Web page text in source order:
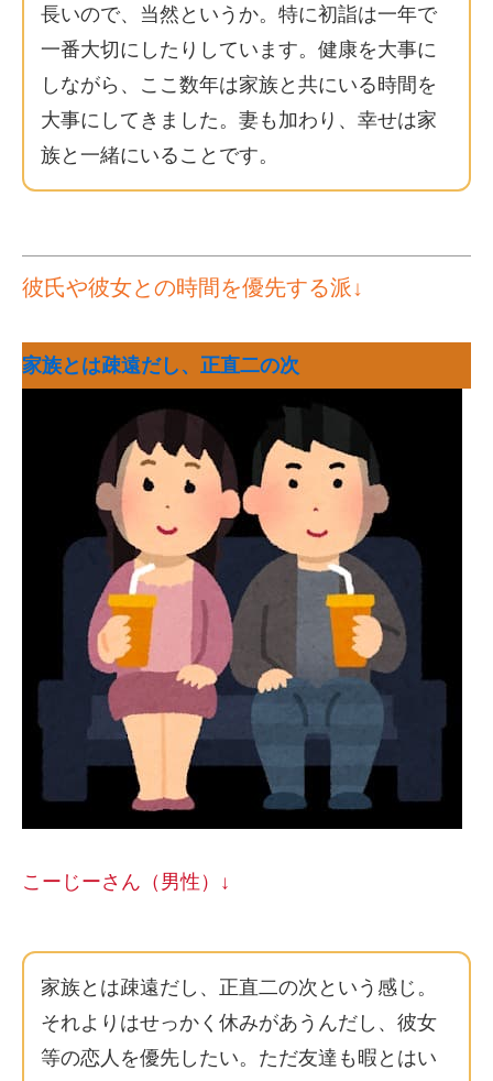
長いので、当然というか。特に初詣は一年で
一番大切にしたりしています。健康を大事に
しながら、ここ数年は家族と共にいる時間を
大事にしてきました。妻も加わり、幸せは家
族と一緒にいることです。
彼氏や彼女との時間を優先する派↓
家族とは疎遠だし、正直二の次
こーじーさん（男性）↓
家族とは疎遠だし、正直二の次という感じ。
それよりはせっかく休みがあうんだし、彼女
等の恋人を優先したい。ただ友達も暇とはい